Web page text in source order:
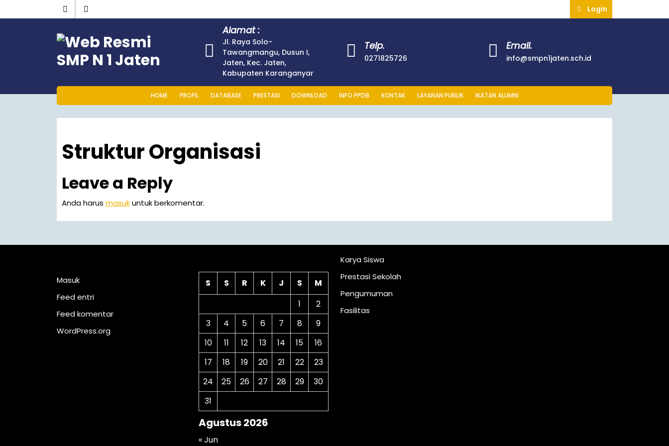
Login
Alamat :
Jl. Raya Solo-
Tawangmangu, Dusun I,
Jaten, Kec. Jaten,
Kabupaten Karanganyar
Telp.
0271825726
Email.
info@smpn1jaten.sch.id
HOME PROFIL DATABASE PRESTASI DOWNLOAD INFO PPDB KONTAK LAYANAN PUBLIK IKATAN ALUMNI
Struktur Organisasi
Leave a Reply
Anda harus masukuntuk berkomentar.
Masuk
Feed entri
Feed komentar
WordPress.org
Agustus 2026
S S R K J S
M
1
2
3
4 5 6 7 8
9
10
11 12 13 14 15
16
17
18 19 20 21 22
23
24
25 26 27 28 29
30
31
« Jun
Karya Siswa
Prestasi Sekolah
Pengumuman
Fasilitas